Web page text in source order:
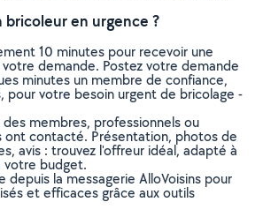
bricoleur en urgence ?
10 minutes pour recevoir une
demande. Postez votre demande
minutes un membre de confiance,
pour votre besoin urgent de bricolage -
membres, professionnels ou
ont contacté. Présentation, photos de
avis : trouvez l'offreur idéal, adapté à
budget.
depuis la messagerie AlloVoisins pour
et efficaces grâce aux outils